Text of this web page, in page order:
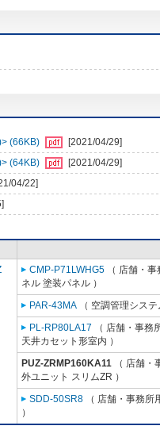
(66KB)
[2021/04/29]
(64KB)
[2021/04/29]
04/22]
CMP-P71LWHG5 （ 店舗・
ネル 塗装パネル ）
PAR-43MA （ 空調管理システ
PL-RP80LA17 （ 店舗・事務
天井カセット形室内 ）
PUZ-ZRMP160KA11 （ 店舗・
外ユニット スリムZR ）
SDD-50SR8 （ 店舗・事務所
）